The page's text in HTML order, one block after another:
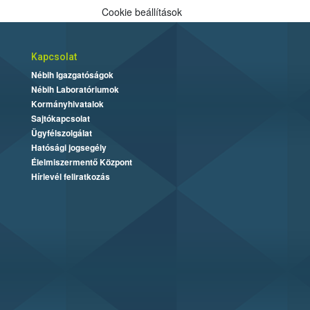
Cookie beállítások
Kapcsolat
Nébih Igazgatóságok
Nébih Laboratóriumok
Kormányhivatalok
Sajtókapcsolat
Ügyfélszolgálat
Hatósági jogsegély
Élelmiszermentő Központ
Hírlevél feliratkozás